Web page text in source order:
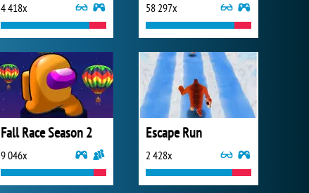
4 418x 58 297x
Fall Race Season 2
9 046x
Escape Run
2 428x